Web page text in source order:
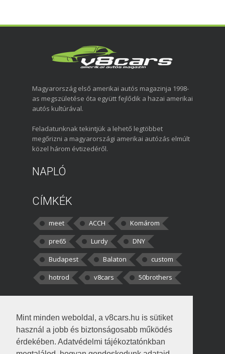
Mint minden weboldal, a v8cars.hu is sütiket
használ a jobb és biztonságosabb működés
érdekében. Adatvédelmi tájékoztatónkban
Magyarország első amerikai autós magazinja 1998-
as megszületése óta együtt fejlődik a hazai amerikai
autós kultúrával.
Feladatunknak tekintjük a lehető legtöbbet
megőrizni a magyarországi amerikai autózás elmúlt
közel három évtizedéről.
NAPLÓ
CÍMKÉK
meet ACCH
Komárom
pre65
Lurdy
DNY
Budapest
Balaton
custom
hotrod
v8cars 50brothers
kortisz:Elszúrtam! Én csak két
darabbaal számoltam. Nem tudtam, hogy fél autót,